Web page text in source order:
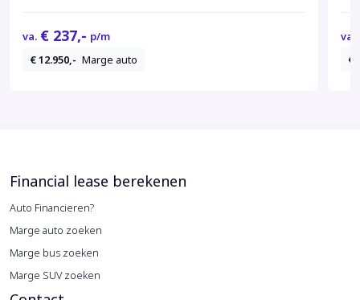
va. € 237,- p/m
€ 12.950,- Marge auto
va.
€
Financial lease berekenen
Auto Financieren?
Marge auto zoeken
Marge bus zoeken
Marge SUV zoeken